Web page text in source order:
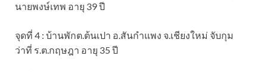
นายพงษ์เทพ อายุ 39 ปี
จุดที่ 4 : บ้านพักต.ต้นเปา อ.สันกำแพง จ.เชียงใหม่ จับกุม
ว่าที่ ร.ต.กฤษฎา อายุ 35 ปี